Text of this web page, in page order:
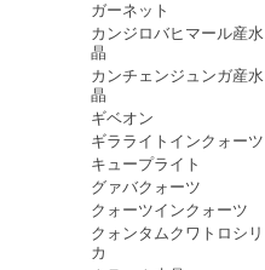
ガーネット
カンジロバヒマール産水
晶
カンチェンジュンガ産水
晶
ギベオン
ギラライトインクォーツ
キュープライト
グァバクォーツ
クォーツインクォーツ
クォンタムクワトロシリ
カ